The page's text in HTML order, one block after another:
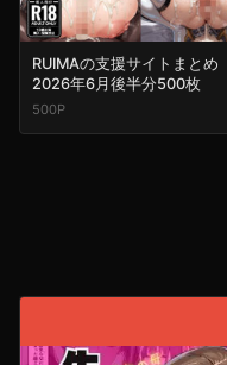
RUIMAの支援サイトまとめ
2026年6月後半分500枚
500P